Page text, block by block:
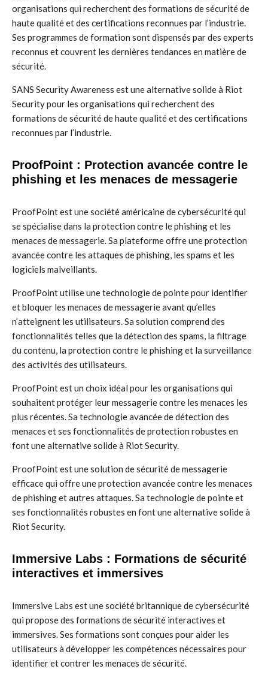
organisations qui recherchent des formations de sécurité de
haute qualité et des certifications reconnues par l’industrie.
Ses programmes de formation sont dispensés par des experts
reconnus et couvrent les dernières tendances en matière de
sécurité.
SANS Security Awareness est une alternative solide à Riot
Security pour les organisations qui recherchent des
formations de sécurité de haute qualité et des certifications
reconnues par l’industrie.
ProofPoint : Protection avancée contre le
phishing et les menaces de messagerie
ProofPoint est une société américaine de cybersécurité qui
se spécialise dans la protection contre le phishing et les
menaces de messagerie. Sa plateforme offre une protection
avancée contre les attaques de phishing, les spams et les
logiciels malveillants.
ProofPoint utilise une technologie de pointe pour identifier
et bloquer les menaces de messagerie avant qu’elles
n’atteignent les utilisateurs. Sa solution comprend des
fonctionnalités telles que la détection des spams, la filtrage
du contenu, la protection contre le phishing et la surveillance
des activités des utilisateurs.
ProofPoint est un choix idéal pour les organisations qui
souhaitent protéger leur messagerie contre les menaces les
plus récentes. Sa technologie avancée de détection des
menaces et ses fonctionnalités de protection robustes en
font une alternative solide à Riot Security.
ProofPoint est une solution de sécurité de messagerie
efficace qui offre une protection avancée contre les menaces
de phishing et autres attaques. Sa technologie de pointe et
ses fonctionnalités robustes en font une alternative solide à
Riot Security.
Immersive Labs : Formations de sécurité
interactives et immersives
Immersive Labs est une société britannique de cybersécurité
qui propose des formations de sécurité interactives et
immersives. Ses formations sont conçues pour aider les
utilisateurs à développer les compétences nécessaires pour
identifier et contrer les menaces de sécurité.